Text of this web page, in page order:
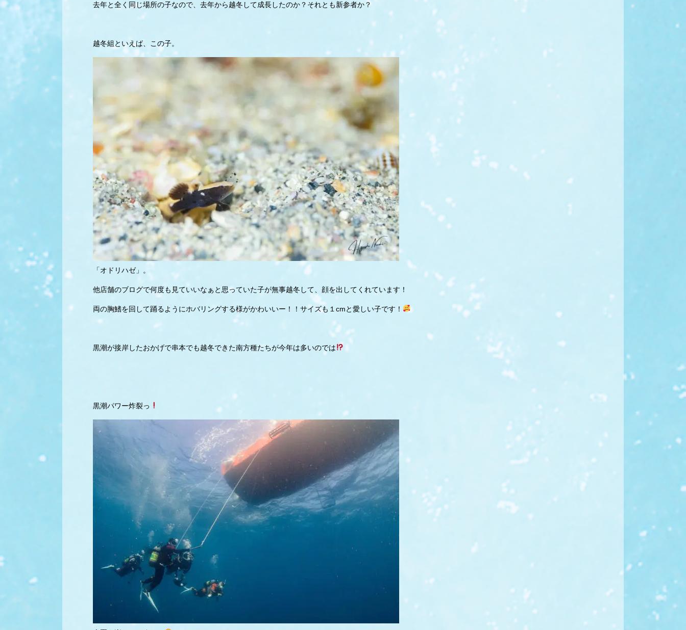
去年と全く同じ場所の子なので、去年から越冬して成長したのか？それとも新参者か？
越冬組といえば、この子。
「オドリハゼ」。
他店舗のブログで何度も見ていいなぁと思っていた子が無事越冬して、顔を出してくれています！
両の胸鰭を回して踊るようにホバリングする様がかわいいー！！サイズも１cmと愛しい子です！
黒潮が接岸したおかげで串本でも越冬できた南方種たちが今年は多いのでは
黒潮パワー炸裂っ